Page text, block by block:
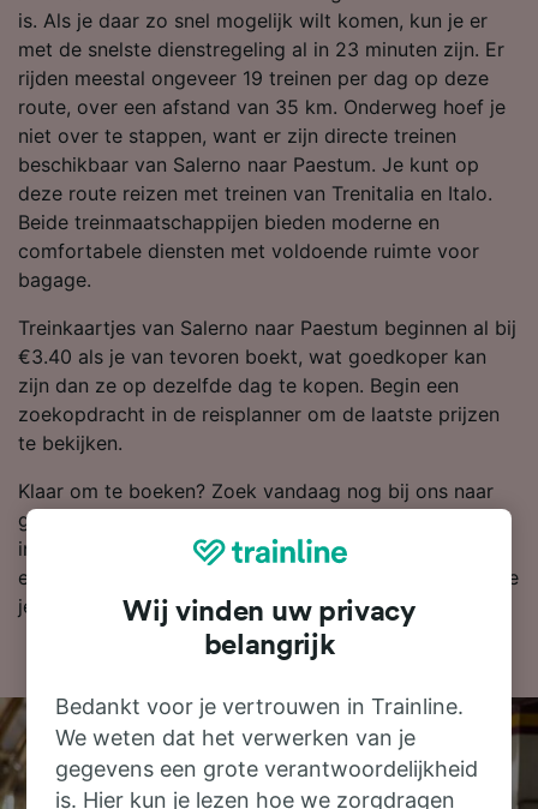
is. Als je daar zo snel mogelijk wilt komen, kun je er
met de snelste dienstregeling al in 23 minuten zijn. Er
rijden meestal ongeveer 19 treinen per dag op deze
route, over een afstand van 35 km. Onderweg hoef je
niet over te stappen, want er zijn directe treinen
beschikbaar van Salerno naar Paestum. Je kunt op
deze route reizen met treinen van Trenitalia en Italo.
Beide treinmaatschappijen bieden moderne en
comfortabele diensten met voldoende ruimte voor
bagage.
Treinkaartjes van Salerno naar Paestum beginnen al bij
€3.40 als je van tevoren boekt, wat goedkoper kan
zijn dan ze op dezelfde dag te kopen. Begin een
zoekopdracht in de reisplanner om de laatste prijzen
te bekijken.
Klaar om te boeken? Zoek vandaag nog bij ons naar
goedkope treinkaartjes. Lees verder voor meer
informatie, zoals onze dienstregeling, waarin je de
eerste en laatste treinen kunt bekijken en tips over hoe
je goedkope treinkaartjes kunt vinden.
Wij vinden uw privacy
belangrijk
Bedankt voor je vertrouwen in Trainline.
We weten dat het verwerken van je
gegevens een grote verantwoordelijkheid
is. Hier kun je lezen hoe we zorgdragen